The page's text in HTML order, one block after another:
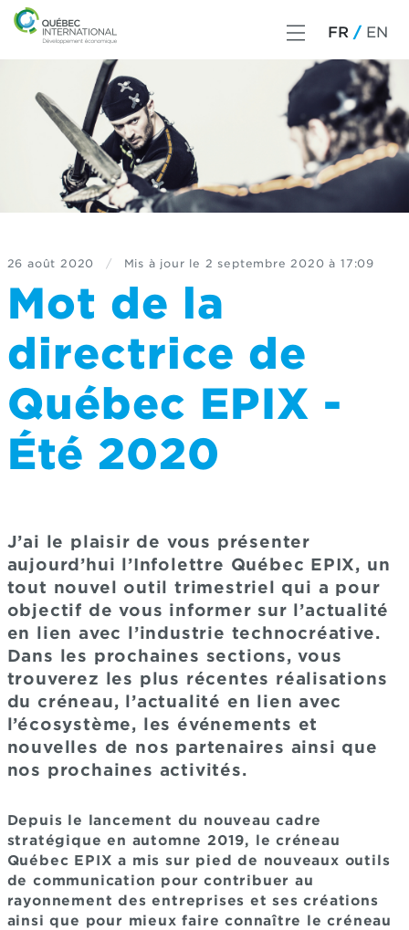
FR EN
26 août 2020 / Mis à jour le 2 septembre 2020 à 17:09
Mot de la
directrice de
Québec EPIX -
Été 2020
J’ai le plaisir de vous présenter
aujourd’hui l’Infolettre Québec EPIX, un
tout nouvel outil trimestriel qui a pour
objectif de vous informer sur l’actualité
en lien avec l’industrie technocréative.
Dans les prochaines sections, vous
trouverez les plus récentes réalisations
du créneau, l’actualité en lien avec
l’écosystème, les événements et
nouvelles de nos partenaires ainsi que
nos prochaines activités.
Depuis le lancement du nouveau cadre
stratégique en automne 2019, le créneau
Québec EPIX a mis sur pied de nouveaux outils
de communication pour contribuer au
rayonnement des entreprises et ses créations
ainsi que pour mieux faire connaître le créneau